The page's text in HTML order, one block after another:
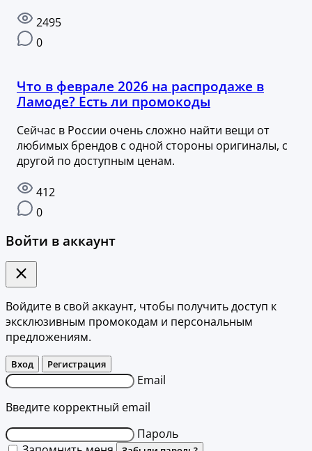
2495
0
Что в феврале 2026 на распродаже в
Ламоде? Есть ли промокоды
Сейчас в России очень сложно найти вещи от
любимых брендов с одной стороны оригиналы, с
другой по доступным ценам.
412
0
Войти в аккаунт
Войдите в свой аккаунт, чтобы получить доступ к
эксклюзивным промокодам и персональным
предложениям.
Вход Регистрация
Email
Введите корректный email
Пароль